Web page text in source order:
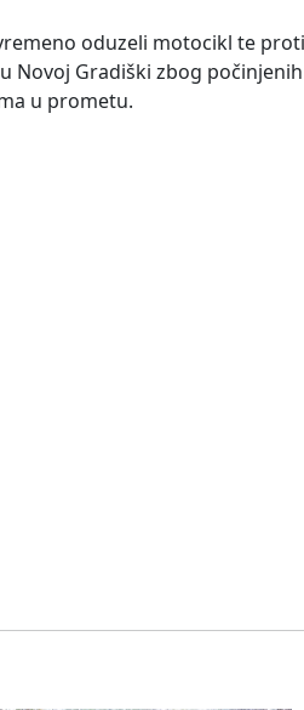
oduzeli motocikl te
Novoj Gradiški zbog
u prometu.